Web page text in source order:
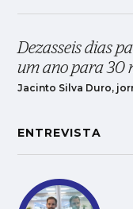
Dezasseis dias
um ano para 30
Jacinto Silva Duro,
ENTREVISTA